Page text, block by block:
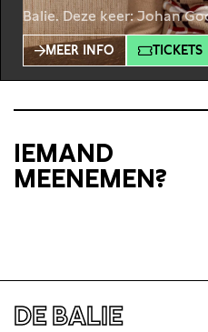
Balie. Deze keer: Johan
geval. Het leven loopt
wilt. Anders dan het
MEER INFO TICKETS
IEMAND
MEENEMEN?
DE BALIE